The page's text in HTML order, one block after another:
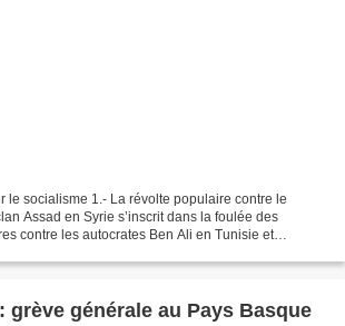
le socialisme 1.- La révolte populaire contre le
Assad en Syrie s’inscrit dans la foulée des
contre les autocrates Ben Ali en Tunisie et
grève générale au Pays Basque